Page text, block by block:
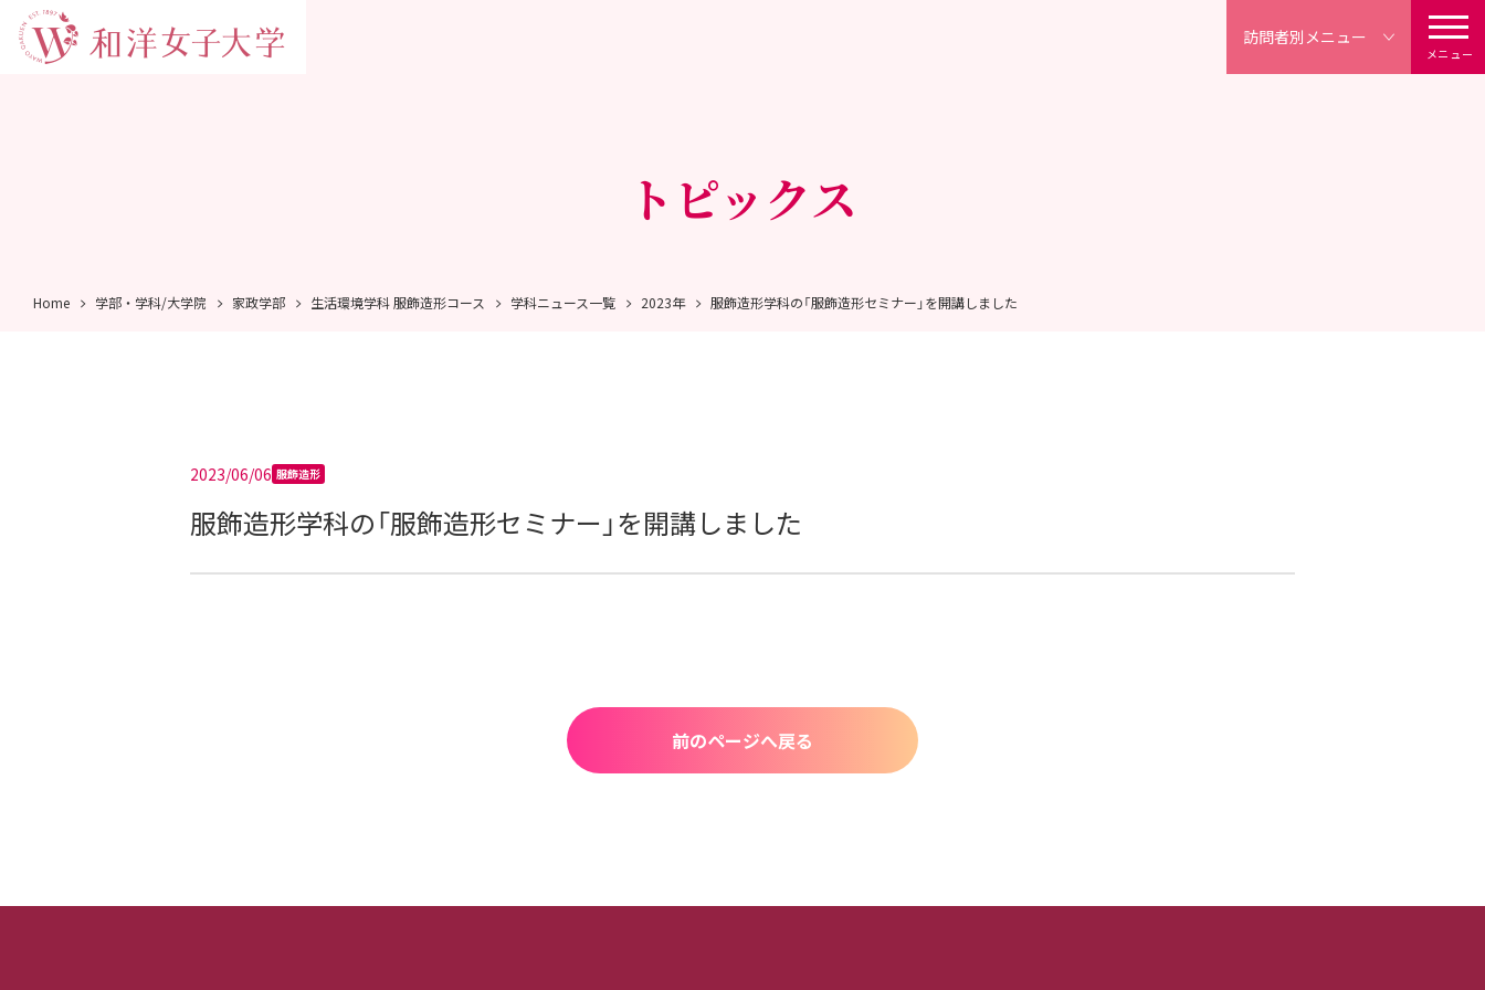
メニュー
訪問者別 メニュー
トピックス
Home 学部・学科/大学院 家政学部 生活環境学科 服飾造形コース 学科ニュース一覧 2023年 服飾造形学科の「服飾造形セミナー」を開講しました
2023/06/06 服飾造形
服飾造形学科の「服飾造形セミナー」を開講しました
前のページへ戻る